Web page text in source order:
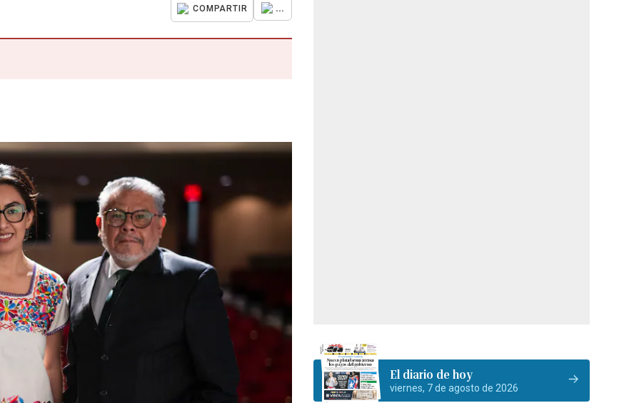
COMPARTIR ...
El diario de hoy
viernes, 7 de agosto de 2026